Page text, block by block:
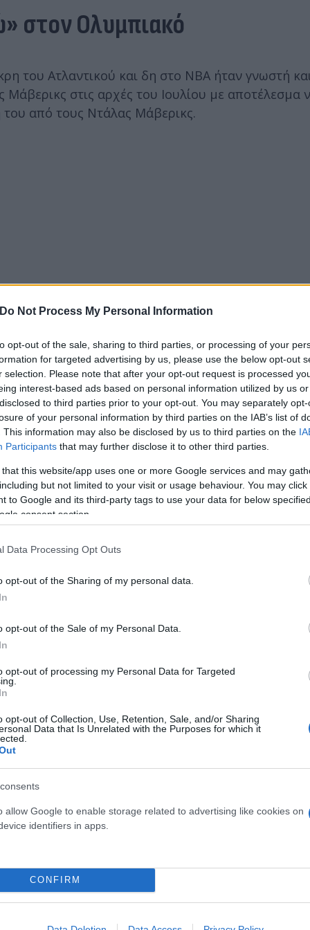
Do Not Process My Personal Information
opt-out of the sale, sharing to third parties, or processing of your
for targeted advertising by us, please use the below opt-out
selection. Please note that after your opt-out request is processed
interest-based ads based on personal information utilized by us
to third parties prior to your opt-out. You may separately
of your personal information by third parties on the IAB’s list of
This information may also be disclosed by us to third parties on the
Participants that may further disclose it to other third parties.
that this website/app uses one or more Google services and may
but not limited to your visit or usage behaviour. You may
to Google and its third-party tags to use your data for below
consent section.
Data Processing Opt Outs
opt-out of the Sharing of my personal data.
opt-out of the Sale of my Personal Data.
opt-out of processing my Personal Data for Targeted
opt-out of Collection, Use, Retention, Sale, and/or Sharing
Data that Is Unrelated with the Purposes for which it
allow Google to enable storage related to advertising like cookies on
identifiers in apps.
CONFIRM
στον Ολυμπιακό
του Ατλαντικού και δη στο ΝΒΑ ήταν γνωστή
στις αρχές του Ιουλίου με αποτέλεσμα
του από τους Ντάλας Μάβερικς.
ο έγκυρος δημοσιογράφος του «The
Flash.grστην αναζήτηση τηςGoogle
στην παρουσίαση του
κόσμου στο γήπεδο
Skin dysmorphia: Όταν η
«τέλειο» δέρμα αποτελεί